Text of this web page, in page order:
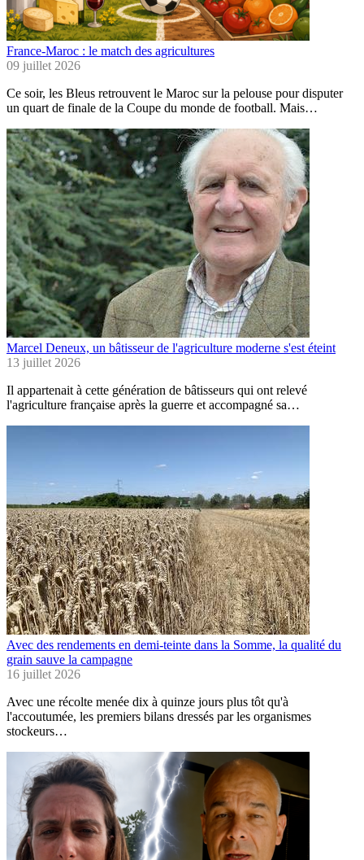
France-Maroc : le match des agricultures
09 juillet 2026
Ce soir, les Bleus retrouvent le Maroc sur la pelouse pour disputer
un quart de finale de la Coupe du monde de football. Mais…
Marcel Deneux, un bâtisseur de l'agriculture moderne s'est éteint
13 juillet 2026
Il appartenait à cette génération de bâtisseurs qui ont relevé
l'agriculture française après la guerre et accompagné sa…
Avec des rendements en demi-teinte dans la Somme, la qualité du
grain sauve la campagne
16 juillet 2026
Avec une récolte menée dix à quinze jours plus tôt qu'à
l'accoutumée, les premiers bilans dressés par les organismes
stockeurs…